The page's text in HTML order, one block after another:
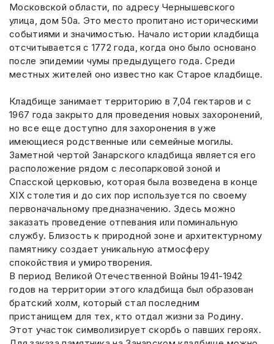
Московской области, по адресу Чернышевского
улица, дом 50а. Это место пропитано историческими
событиями и значимостью. Начало истории кладбища
отсчитывается с 1772 года, когда оно было основано
после эпидемии чумы предыдущего года. Среди
местных жителей оно известно как Старое кладбище.
Кладбище занимает территорию в 7,04 гектаров и с
1967 года закрыто для проведения новых захоронений,
но все еще доступно для захоронения в уже
имеющиеся родственные или семейные могилы.
Заметной чертой Занарского кладбища является его
расположение рядом с лесопарковой зоной и
Спасской церковью, которая была возведена в конце
XIX столетия и до сих пор используется по своему
первоначальному предназначению. Здесь можно
заказать проведение отпевания или поминальную
службу. Близость к природной зоне и архитектурному
памятнику создает уникальную атмосферу
спокойствия и умиротворения.
В период Великой Отечественной Войны 1941-1942
годов на территории этого кладбища был образован
братский холм, который стал последним
пристанищем для тех, кто отдал жизни за Родину.
Этот участок символизирует скорбь о павших героях.